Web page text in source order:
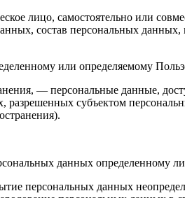
лицо, самостоятельно или
состав персональных
или определяемому
— персональные данные,
субъектом
данных определенному
персональных данных